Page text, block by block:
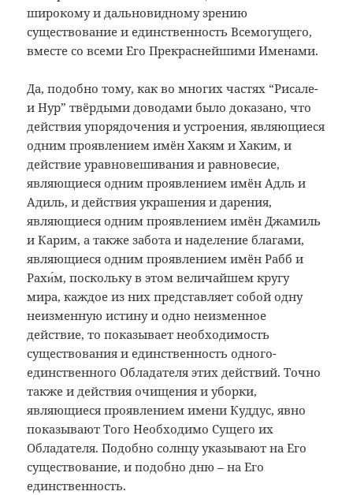
широкому и дальновидному зрению
существование и единственность Всемогущего,
вместе со всеми Его Прекраснейшими Именами.
Да, подобно тому, как во многих частях “Рисале-
и Нур” твёрдыми доводами было доказано, что
действия упорядочения и устроения, являющиеся
одним проявлением имён Хакям и Хаким, и
действие уравновешивания и равновесие,
являющиеся одним проявлением имён Адль и
Адиль, и действия украшения и дарения,
являющиеся одним проявлением имён Джамиль
и Карим, а также забота и наделение благами,
являющиеся одним проявлением имён Рабб и
Рахи́м, поскольку в этом величайшем кругу
мира, каждое из них представляет собой одну
неизменную истину и одно неизменное
действие, то показывает необходимость
существования и единственность одного-
единственного Обладателя этих действий. Точно
также и действия очищения и уборки,
являющиеся проявлением имени Куддус, явно
показывают Того Необходимо Сущего их
Обладателя. Подобно солнцу указывают на Его
существование, и подобно дню – на Его
единственность.